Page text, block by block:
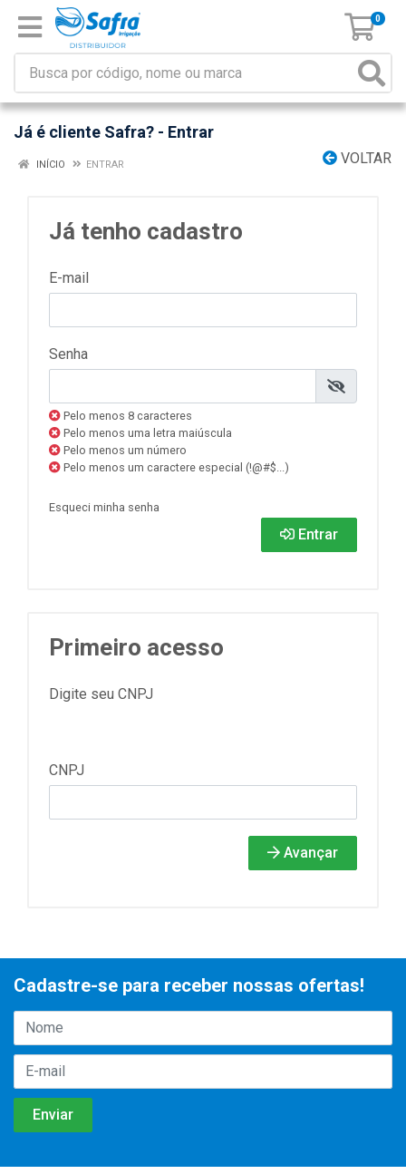
0
Já é cliente Safra? - Entrar
VOLTAR
INÍCIO ENTRAR
Já tenho cadastro
E-mail
Senha
Pelo menos 8 caracteres
Pelo menos uma letra maiúscula
Pelo menos um número
Pelo menos um caractere especial (!@#$...)
Esqueci minha senha
Entrar
Primeiro acesso
Digite seu CNPJ
CNPJ
Avançar
Cadastre-se para receber nossas ofertas!